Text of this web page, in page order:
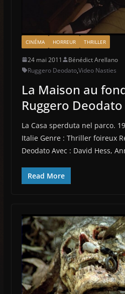
CINÉMA HORREUR THRILLER
24 mai 2011
Bénédict Arellano
Ruggero Deodato,Video Nasties
La Maison au
Ruggero Deodato
La Casa sperduta nel parco.
Italie Genre : Thriller foireux
Deodato Avec : David Hess,
Read More